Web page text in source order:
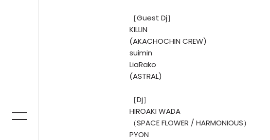
［Guest Dj］
KILLIN
(AKACHOCHIN CREW)
suimin
LiaRako
(ASTRAL)
［Dj］
HIROAKI WADA
（SPACE FLOWER / HARMONIOUS）
PYON